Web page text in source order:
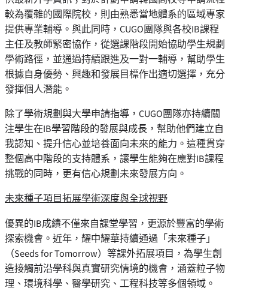
較為覆雜的國際院校，則由熟悉當地體系的區域專家
提供專業輔導。與此同時，CUGO團隊與各校IB課程
主任及教師緊密協作，從選課階段開始協助學生規劃
學術路徑，並通過持續跟進及一對一輔導，幫助學生
根據自身優勢、興趣和發展目標作出適切選擇，充分
發揮個人潛能。
除了學術規劃與大學申請指導，CUGO團隊亦持續關
注學生在IB學習階段的發展與成長，幫助他們建立自
我認知、提升信心並培養面向未來的能力。這種貫穿
整個高中階段的支持體系，讓學生能夠在應對IB課程
挑戰的同時，更有信心規劃未來發展方向。
未來種子項目拓展學術深度與全球視野
優異的IB成績不僅來自課堂學習，更源於豐富的學術
探索機會。近年，耀中耀華持續通過「未來種子」
（Seeds for Tomorrow）等課外拓展項目，為學生創
造接觸前沿學科與真實研究情境的機會，涵蓋粒子物
理、環境科學、醫學研究、工程科技等多個領域。